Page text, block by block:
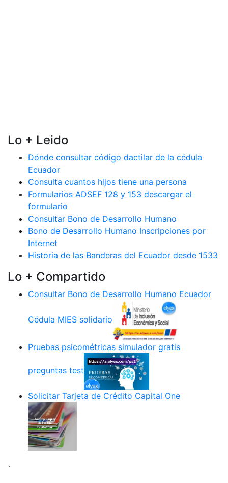
Lo + Leido
Dónde consultar código dactilar de la cédula
Ecuador
Consulta cuantos hijos tiene una persona
Formularios ADSEF 128 y 153 descargar el
formulario
Consultar Bono de Desarrollo Humano
Bono de Desarrollo Humano Inscripciones por
Internet
Historia de las Banderas del Ecuador desde 1533
Lo + Compartido
Consultar Bono de Desarrollo Humano Ecuador
Cédula MIES solidario
Pruebas psicométricas simulador gratis
preguntas test
Solicitar Tarjeta de Crédito Capital One
.